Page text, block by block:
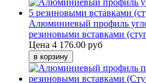
Алюминиевый профиль
резиновыми вставками
Цена 4 176.00 руб